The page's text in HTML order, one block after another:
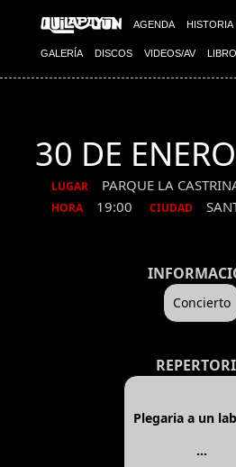
AGENDA HISTORIA
GALERÍA DISCOS VIDEOS/AV
30 DE
LUGAR PARQUE LA
HORA 19:00 CIUDAD
Concierto
Plegaria a un
...